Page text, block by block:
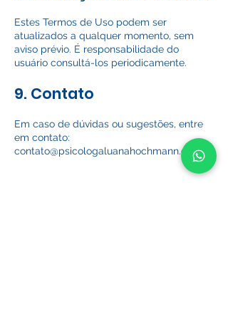
Estes Termos de Uso podem ser
atualizados a qualquer momento, sem
aviso prévio. É responsabilidade do
usuário consultá-los periodicamente.
9. Contato
Em caso de dúvidas ou sugestões, entre
em contato:
contato@psicologaluanahochmann.com.br